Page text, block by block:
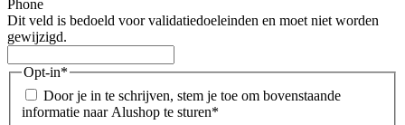
Phone
Dit veld is bedoeld voor validatiedoeleinden en moet niet worden
gewijzigd.
Opt-in*
Door je in te schrijven, stem je toe om bovenstaande
informatie naar Alushop te sturen*